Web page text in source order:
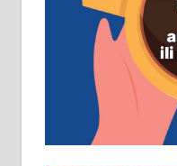
Рудник и
д.о.о.
помоћника
Основна
искуство на
пословима,
услов.
превоз,
локал 22